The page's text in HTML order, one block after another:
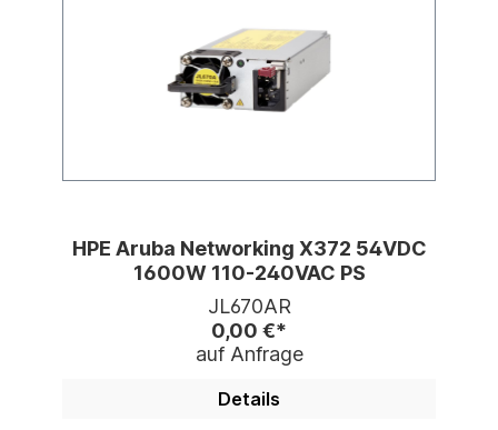
HPE Aruba Networking X372 54VDC
1600W 110-240VAC PS
JL670AR
0,00 €*
auf Anfrage
Details